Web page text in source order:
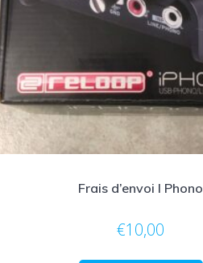
Frais d’envoi I Phono
€10,00